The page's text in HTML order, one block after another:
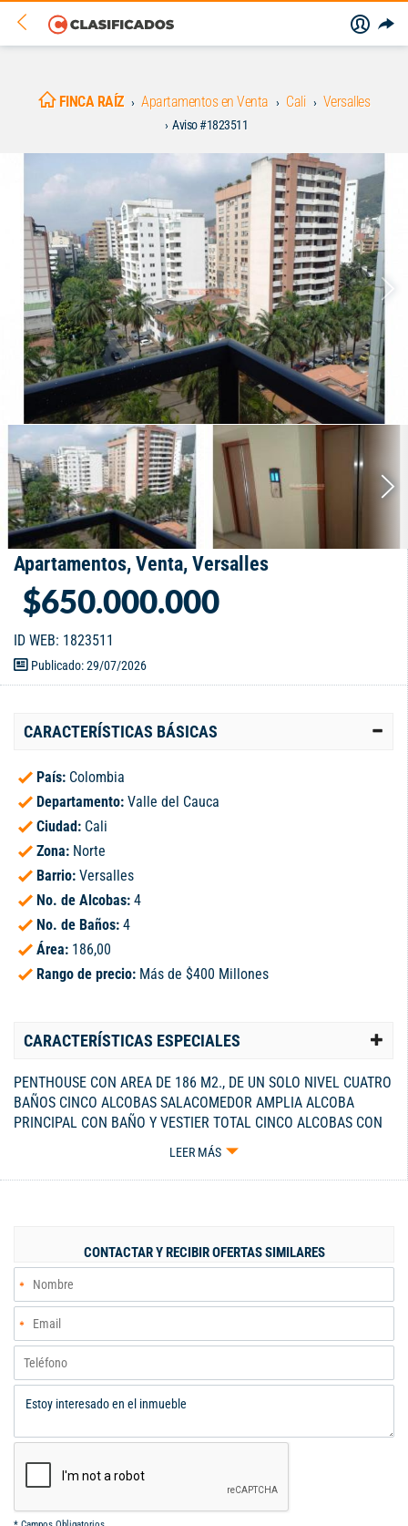
FINCA RAÍZ Apartamentos en Venta Cali Versalles
Aviso #1823511
Apartamentos, Venta, Versalles
$650.000.000
ID WEB: 1823511
Publicado: 29/07/2026
CARACTERÍSTICAS BÁSICAS
País: Colombia
Departamento: Valle del Cauca
Ciudad: Cali
Zona: Norte
Barrio: Versalles
No. de Alcobas: 4
No. de Baños: 4
Área: 186,00
Rango de precio: Más de $400 Millones
CARACTERÍSTICAS ESPECIALES
PENTHOUSE CON AREA DE 186 M2., DE UN SOLO NIVEL CUATRO
BAÑOS CINCO ALCOBAS SALACOMEDOR AMPLIA ALCOBA
PRINCIPAL CON BAÑO Y VESTIER TOTAL CINCO ALCOBAS CON
DOS CLOSETS CADA UNA, BAÑO SOCIAL BAÑO DE ALCOBAS Y
DOS PARQUEADEROS EN SOTANO. EXCELENTE VISTA ,
24510 LLAMENOS 3105142711-3122760824
LEER MÁS
CONTACTAR Y RECIBIR OFERTAS SIMILARES